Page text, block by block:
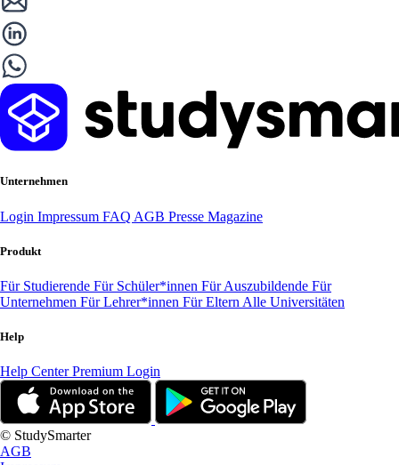
Unternehmen
Login Impressum FAQ AGB Presse Magazine
Produkt
Für Studierende Für Schüler*innen Für Auszubildende Für
Unternehmen Für Lehrer*innen Für Eltern Alle Universitäten
Help
Help CenterPremium Login
© StudySmarter
AGB